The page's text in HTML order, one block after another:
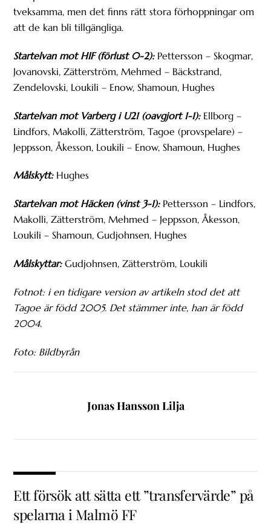
tveksamma, men det finns rätt stora förhoppningar om
att de kan bli tillgängliga.
Startelvan mot HIF (förlust 0-2):Pettersson – Skogmar,
Jovanovski, Zätterström, Mehmed – Bäckstrand,
Zendelovski, Loukili – Enow, Shamoun, Hughes
Startelvan mot Varberg i U21 (oavgjort 1-1): Ellborg –
Lindfors, Makolli, Zätterström, Tagoe (provspelare) –
Jeppsson, Åkesson, Loukili – Enow, Shamoun, Hughes
Målskytt:Hughes
Startelvan mot Häcken (vinst 3-1): Pettersson – Lindfors,
Makolli, Zätterström, Mehmed – Jeppsson, Åkesson,
Loukili – Shamoun, Gudjohnsen, Hughes
Målskyttar:Gudjohnsen, Zätterström, Loukili
Fotnot: i en tidigare version av artikeln stod det att
Tagoe är född 2005. Det stämmer inte, han är född
2004.
Foto: Bildbyrån
Jonas Hansson Lilja
Ett försök att sätta ett ”transfervärde” på
spelarna i Malmö FF